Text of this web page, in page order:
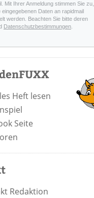
Mit Ihrer Anmeldung stimmen Sie zu,
eingegebenen Daten an rapidmail
werden. Beachten Sie bitte deren
Datenschutzbestimmungen.
Heft lesen
Seite
Redaktion